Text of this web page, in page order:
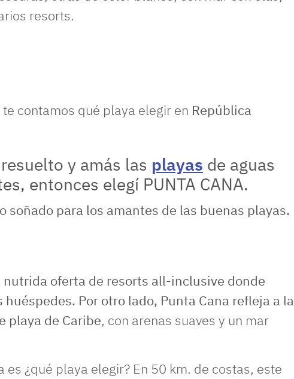
resorts.
contamos qué playa elegir en República
y amás las playas de aguas
entonces elegí PUNTA CANA.
nutrida oferta de resorts all-inclusive donde
Por otro lado, Punta Cana refleja a la
playa de Caribe, con arenas suaves y un mar
es ¿qué playa elegir? En 50 km. de costas, este